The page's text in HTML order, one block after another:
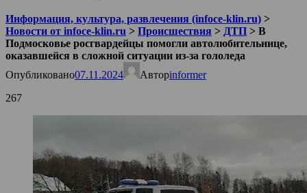
Информация, культура, развлечения (infoce-klin.ru) >
Новости от infoce-klin.ru > Происшествия > ДТП > В
Подмосковье росгвардейцы помогли автолюбительнице,
оказавшейся в сложной ситуации из-за гололеда
Опубликовано07.11.2024 Авторinformer
267